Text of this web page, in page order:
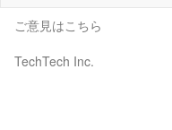
ご意見はこちら
TechTech Inc.